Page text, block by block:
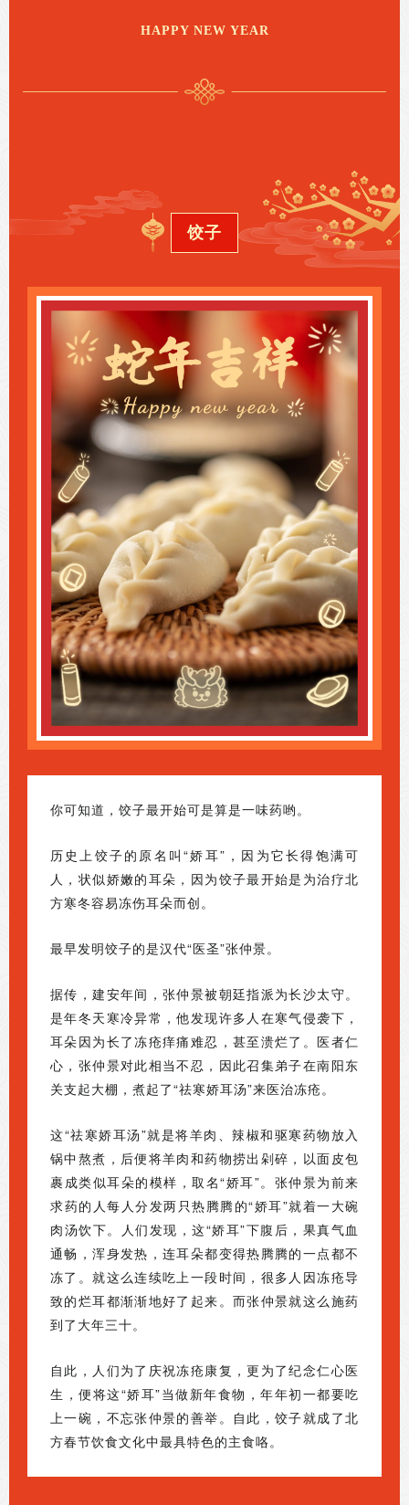
HAPPY NEW YEAR
饺子
你可知道，饺子最开始可是算是一味药哟。
历史上饺子的原名叫“娇耳”，因为它长得饱满可
人，状似娇嫩的耳朵，因为饺子最开始是为治疗北
方寒冬容易冻伤耳朵而创。
最早发明饺子的是汉代“医圣”张仲景。
据传，建安年间，张仲景被朝廷指派为长沙太守。
是年冬天寒冷异常，他发现许多人在寒气侵袭下，
耳朵因为长了冻疮痒痛难忍，甚至溃烂了。医者仁
心，张仲景对此相当不忍，因此召集弟子在南阳东
关支起大棚，煮起了“祛寒娇耳汤”来医治冻疮。
这“祛寒娇耳汤”就是将羊肉、辣椒和驱寒药物放入
锅中熬煮，后便将羊肉和药物捞出剁碎，以面皮包
裹成类似耳朵的模样，取名“娇耳”。张仲景为前来
求药的人每人分发两只热腾腾的“娇耳”就着一大碗
肉汤饮下。人们发现，这“娇耳”下腹后，果真气血
通畅，浑身发热，连耳朵都变得热腾腾的一点都不
冻了。就这么连续吃上一段时间，很多人因冻疮导
致的烂耳都渐渐地好了起来。而张仲景就这么施药
到了大年三十。
自此，人们为了庆祝冻疮康复，更为了纪念仁心医
生，便将这“娇耳”当做新年食物，年年初一都要吃
上一碗，不忘张仲景的善举。自此，饺子就成了北
方春节饮食文化中最具特色的主食咯。